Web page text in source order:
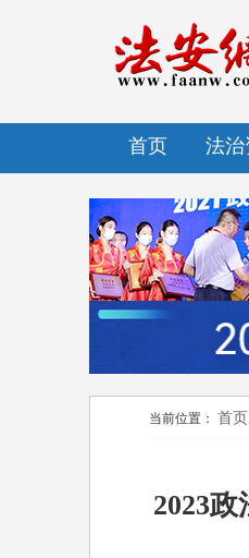
首页 法治
当前位置： 首页
2023